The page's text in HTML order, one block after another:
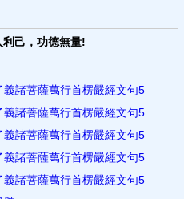
己，功德無量!
諸菩薩萬行首楞嚴經文句5
諸菩薩萬行首楞嚴經文句5
諸菩薩萬行首楞嚴經文句5
諸菩薩萬行首楞嚴經文句5
諸菩薩萬行首楞嚴經文句5